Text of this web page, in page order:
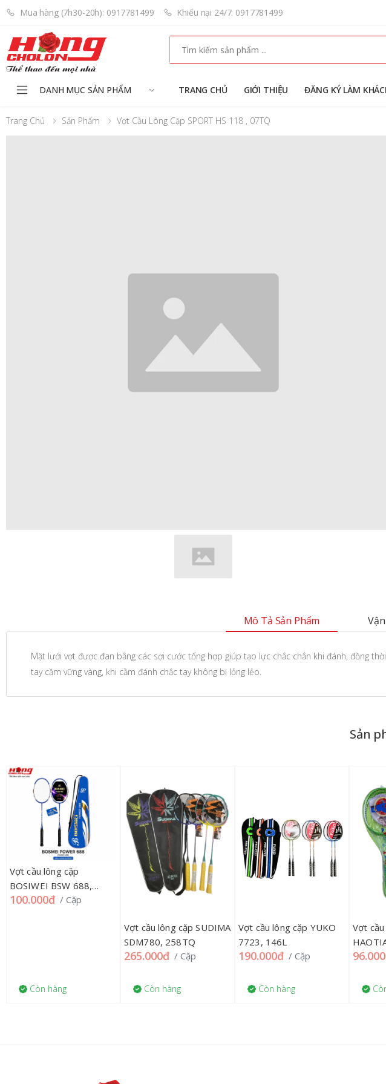
Mua hàng (7h30-20h): 0917781499 Khiếu nại 24/7: 0917781499
Search
DANH MỤC SẢN PHẨM TRANG CHỦ GIỚI THIỆU ĐĂNG KÝ LÀM
Trang Chủ Sản Phẩm Vợt Cầu Lông Cặp SPORT HS 118 , 07TQ
Mô Tả Sản Phẩm
Mặt lưới vợt được đan bằng các sợi cước tổng hợp giúp tạo lực chắc chắn khi đánh, đồng
tay cầm vững vàng, khi cầm đánh chắc tay không bị lỏng lẻo.
Sản
Vợt cầu lông cặp
BOSIWEI BSW 688,
12TQ
100.000đ / Cặp
Còn hàng
Vợt cầu lông cặp SUDIMA
SDM780, 258TQ
265.000đ / Cặp
Còn hàng
Vợt cầu lông cặp YUKO
7723, 146L
190.000đ / Cặp
Còn hàng
Vợt
em,